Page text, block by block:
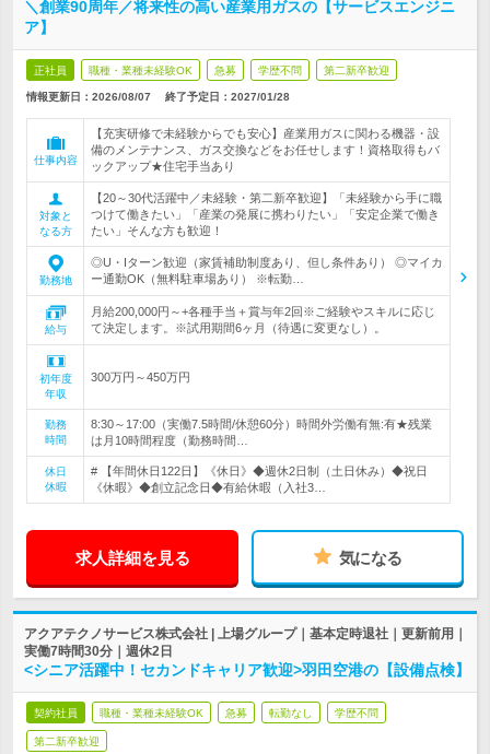
＼創業90周年／将来性の高い産業用ガスの【サービスエンジニ
ア】
正社員 職種・業種未経験OK 急募 学歴不問 第二新卒歓迎
情報更新日：2026/08/07 終了予定日： 2027/01/28
仕事内容
【充実研修で未経験からでも安心】産業用ガスに関わる機器・設
備のメンテナンス、ガス交換などをお任せします！資格取得もバ
ックアップ★住宅手当あり
対象と
なる方
【20～30代活躍中／未経験・第二新卒歓迎】「未経験から手に職
つけて働きたい」「産業の発展に携わりたい」「安定企業で働き
たい」そんな方も歓迎！
勤務地
◎U・Iターン歓迎（家賃補助制度あり、但し条件あり） ◎マイカ
ー通勤OK（無料駐車場あり） ※転勤…
給与
月給200,000円～+各種手当＋賞与年2回※ご経験やスキルに応じ
て決定します。※試用期間6ヶ月（待遇に変更なし）。
初年度
年収
300万円～450万円
勤務
時間
8:30～17:00（実働7.5時間/休憩60分）時間外労働有無:有★残業
は月10時間程度（勤務時間…
休日
休暇
# 【年間休日122日】《休日》◆週休2日制（土日休み）◆祝日
《休暇》◆創立記念日◆有給休暇（入社3…
求人詳細を見る 気になる
アクアテクノサービス株式会社 | 上場グループ｜基本定時退社｜更新前用｜
実働7時間30分｜週休2日
<シニア活躍中！セカンドキャリア歓迎>羽田空港の【設備点検】
契約社員 職種・業種未経験OK 急募 転勤なし 学歴不問
第二新卒歓迎